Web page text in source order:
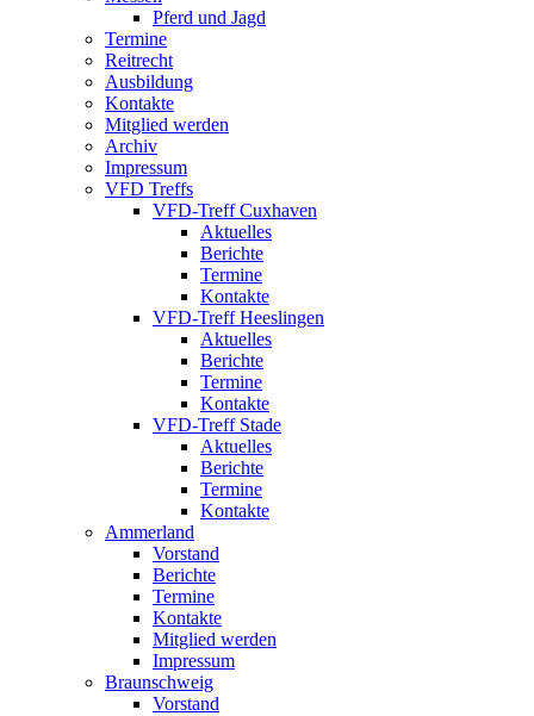
Pferd und Jagd
Termine
Reitrecht
Ausbildung
Kontakte
Mitglied werden
Archiv
Impressum
VFD Treffs
VFD-Treff Cuxhaven
Aktuelles
Berichte
Termine
Kontakte
VFD-Treff Heeslingen
Aktuelles
Berichte
Termine
Kontakte
VFD-Treff Stade
Aktuelles
Berichte
Termine
Kontakte
Ammerland
Vorstand
Berichte
Termine
Kontakte
Mitglied werden
Impressum
Braunschweig
Vorstand